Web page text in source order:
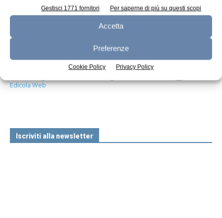
Gestisci 1771 fornitori Per saperne di più su questi scopi
Accetta
Preferenze
Cookie Policy Privacy Policy
Edicola Web
Iscriviti alla newsletter